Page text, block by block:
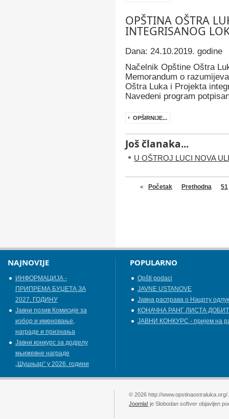
OPŠTINA OŠTRA
INTEGRISANOG
Dana: 24.10.2019. godine
Načelnik Opštine Oštra
Memorandum o
Oštra Luka i Projekta
Navedeni program
OPŠIRNIJE...
Još članaka...
U OŠTROJ LUCI NOVA
« Početak Prethodna 51
NAJNOVIJE
ИНФОРМАЦИЈА -
ПРИПРЕМА БУЏЕТА ЗА
2027. ГОДИНУ
Jавни позив Комисије за
избор и именовање,
награде и признања
Јавни конкурс за додјелу
књижевнe наградe
„Шушњар“ у 2026. години
POPULARNO
Opšti podaci
JAVNE USTANOVE
Јавна расправа о Нацрту
КОНАЧНА РАНГ ЛИСТА
ЈАВНИ КОНКУРС - пријем на
© 2026 http://
Joomla! je Slobodan softver objavljen